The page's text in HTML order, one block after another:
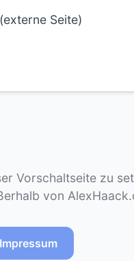
(externe Seite)
Vorschaltseite zu
von
Impressum